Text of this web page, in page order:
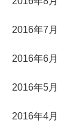
2016年7月
2016年6月
2016年5月
2016年4月